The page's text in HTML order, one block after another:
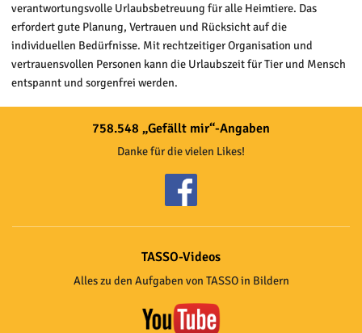
verantwortungsvolle Urlaubsbetreuung für alle Heimtiere. Das
erfordert gute Planung, Vertrauen und Rücksicht auf die
individuellen Bedürfnisse. Mit rechtzeitiger Organisation und
vertrauensvollen Personen kann die Urlaubszeit für Tier und Mensch
entspannt und sorgenfrei werden.
758.548 „Gefällt mir“-Angaben
Danke für die vielen Likes!
TASSO-Videos
Alles zu den Aufgaben von TASSO in Bildern